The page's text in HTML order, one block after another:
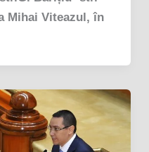
Mihai Viteazul, în